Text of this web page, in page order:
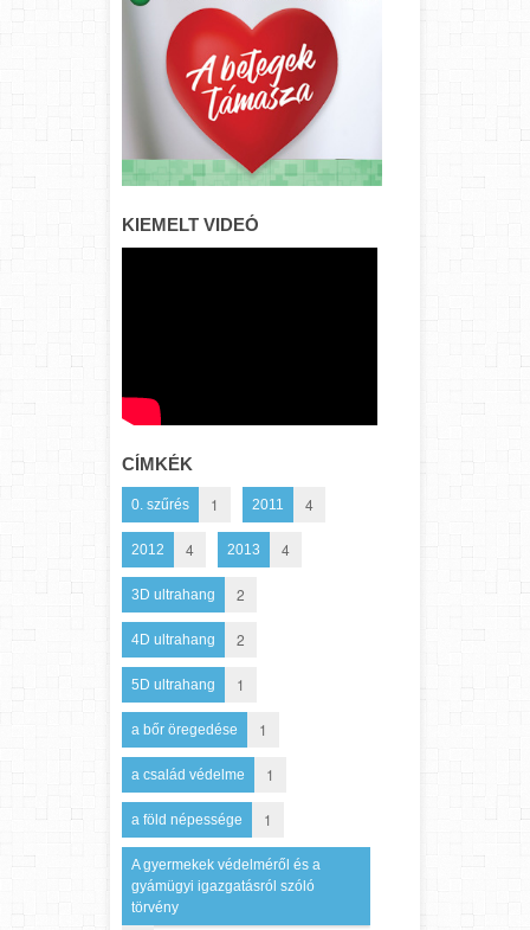
KIEMELT VIDEÓ
CÍMKÉK
0. szűrés 1 2011 4
2012 4 2013 4
3D ultrahang 2
4D ultrahang 2
5D ultrahang 1
a bőr öregedése 1
a család védelme 1
a föld népessége 1
A gyermekek védelméről és a
gyámügyi igazgatásról szóló
törvény